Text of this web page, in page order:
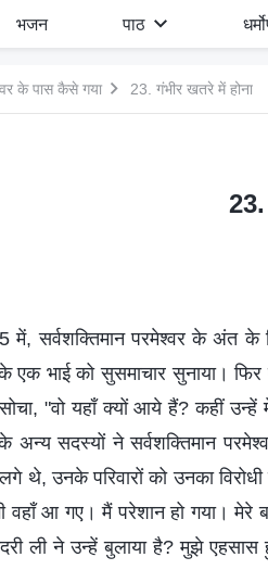
भजन पाठ
के पास कैसे गया 23. गंभीर खतरे में होना
23.
में, सर्वशक्तिमान परमेश्वर के अंत के
एक भाई को सुसमाचार सुनाया।
"वो यहाँ क्यों आये हैं? कहीं उन्हें
अन्य सदस्यों ने सर्वशक्तिमान
थे, उनके परिवारों को उनका
वहाँ आ गए। मैं परेशान हो गया। मेरे
ली ने उन्हें बुलाया है? मुझे